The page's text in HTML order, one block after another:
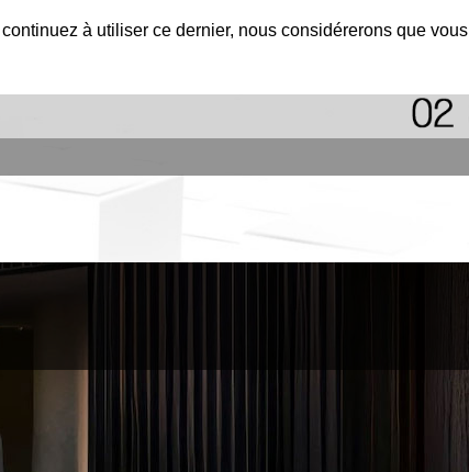
à utiliser ce dernier, nous considérerons que vous